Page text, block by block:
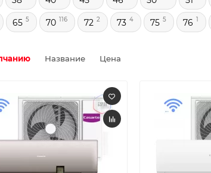
65 5 70 116 72 2 73 4 75 5 76 1
Название Цена